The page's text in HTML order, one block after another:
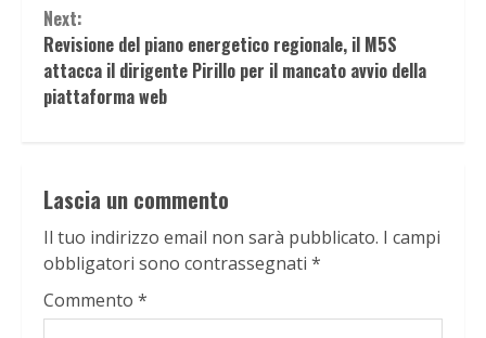
Next:
Revisione del piano energetico regionale, il M5S
attacca il dirigente Pirillo per il mancato avvio della
piattaforma web
Lascia un commento
Il tuo indirizzo email non sarà pubblicato. I campi
obbligatori sono contrassegnati *
Commento *